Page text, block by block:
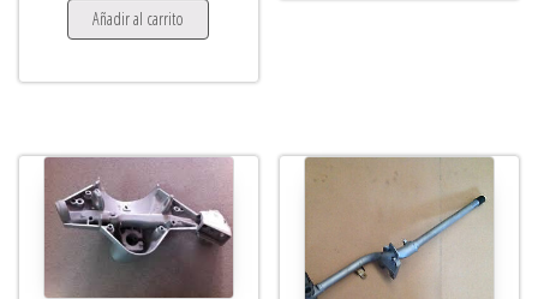
Añadir al carrito